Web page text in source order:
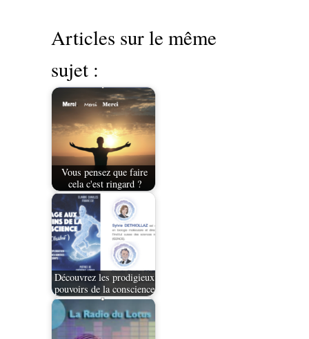
Articles sur le même
sujet :
Vous pensez que faire
cela c'est ringard ?
Découvrez les prodigieux
pouvoirs de la conscience